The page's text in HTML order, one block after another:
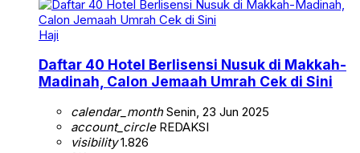
Haji
Daftar 40 Hotel Berlisensi Nusuk di Makkah-
Madinah, Calon Jemaah Umrah Cek di Sini
calendar_monthSenin, 23 Jun 2025
account_circleREDAKSI
visibility1.826